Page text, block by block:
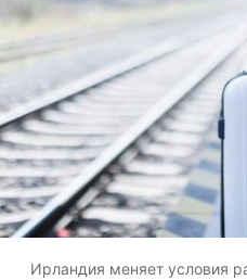
Ирландия меняет условия